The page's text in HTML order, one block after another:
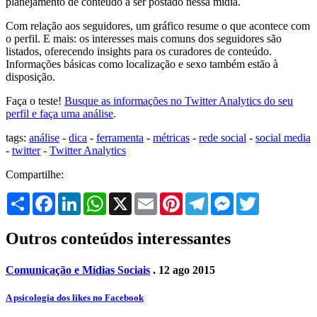
Com relação aos seguidores, um gráfico resume o que acontece com
o perfil. E mais: os interesses mais comuns dos seguidores são
listados, oferecendo insights para os curadores de conteúdo.
Informações básicas como localização e sexo também estão à
disposição.
Faça o teste! Busque as informações no Twitter Analytics do seu
perfil e faça uma análise.
tags: análise - dica - ferramenta - métricas - rede social - social media
- twitter- Twitter Analytics
Compartilhe:
Share FacebookLinkedInWhatsApp
X Email PinterestTelegramMessenger
Outros conteúdos interessantes
Comunicação e Mídias Sociais . 12 ago 2015
A psicologia dos likes no Facebook